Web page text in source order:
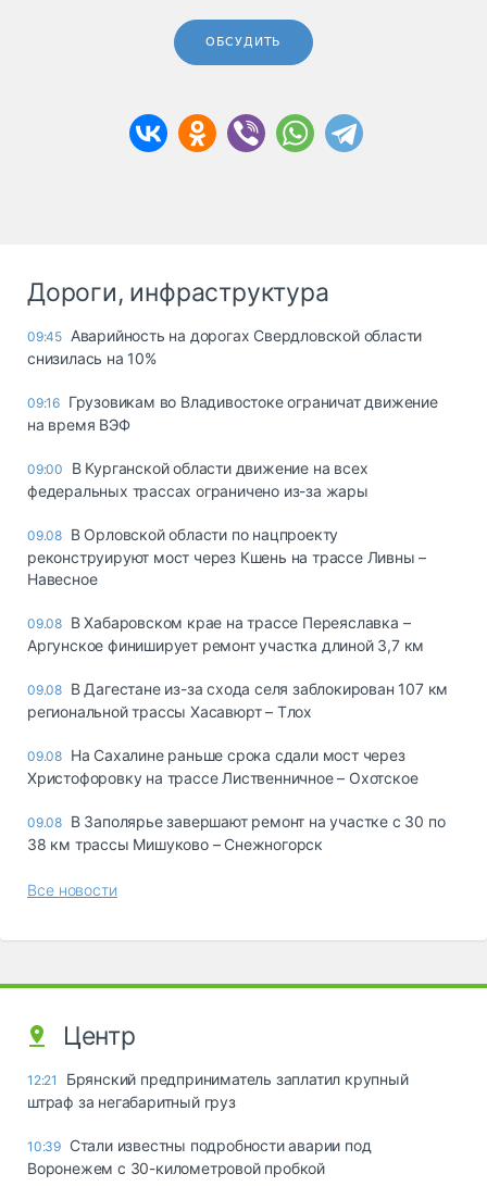
ОБСУДИТЬ
Дороги, инфраструктура
09:45 Аварийность на дорогах Свердловской области
снизилась на 10%
09:16 Грузовикам во Владивостоке ограничат движение
на время ВЭФ
09:00
В Курганской области движение на всех
федеральных трассах ограничено из-за жары
09.08 В Орловской области по нацпроекту
реконструируют мост через Кшень на трассе Ливны –
Навесное
09.08 В Хабаровском крае на трассе Переяславка –
Аргунское финиширует ремонт участка длиной 3,7 км
09.08 В Дагестане из-за схода селя заблокирован 107 км
региональной трассы Хасавюрт – Тлох
09.08 На Сахалине раньше срока сдали мост через
Христофоровку на трассе Лиственничное – Охотское
09.08 В Заполярье завершают ремонт на участке с 30 по
38 км трассы Мишуково – Снежногорск
Все новости
Центр
12:21
Брянский предприниматель заплатил крупный
штраф за негабаритный груз
10:39 Стали известны подробности аварии под
Воронежем с 30-километровой пробкой